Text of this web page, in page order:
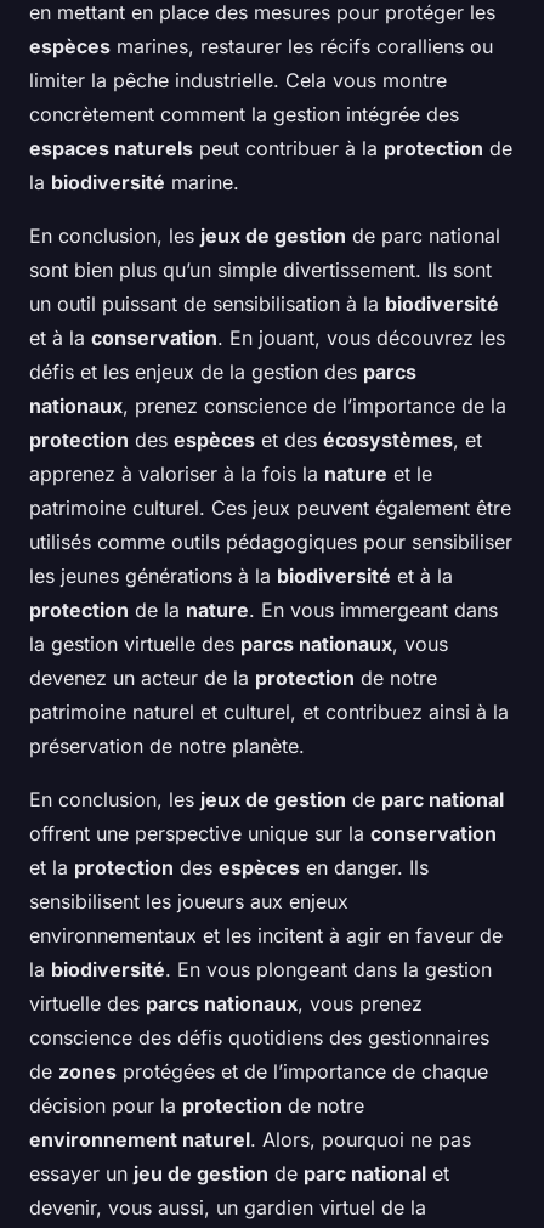
en mettant en place des mesures pour protéger les
espèces marines, restaurer les récifs coralliens ou
limiter la pêche industrielle. Cela vous montre
concrètement comment la gestion intégrée des
espaces naturels peut contribuer à la protection de
la biodiversité marine.
En conclusion, les jeux de gestion de parc national
sont bien plus qu’un simple divertissement. Ils sont
un outil puissant de sensibilisation à la biodiversité
et à la conservation. En jouant, vous découvrez les
défis et les enjeux de la gestion des parcs
nationaux, prenez conscience de l’importance de la
protection des espèces et des écosystèmes, et
apprenez à valoriser à la fois la nature et le
patrimoine culturel. Ces jeux peuvent également être
utilisés comme outils pédagogiques pour sensibiliser
les jeunes générations à la biodiversité et à la
protection de la nature. En vous immergeant dans
la gestion virtuelle des parcs nationaux, vous
devenez un acteur de la protection de notre
patrimoine naturel et culturel, et contribuez ainsi à la
préservation de notre planète.
En conclusion, les jeux de gestion de parc national
offrent une perspective unique sur la conservation
et la protection des espèces en danger. Ils
sensibilisent les joueurs aux enjeux
environnementaux et les incitent à agir en faveur de
la biodiversité. En vous plongeant dans la gestion
virtuelle des parcs nationaux, vous prenez
conscience des défis quotidiens des gestionnaires
de zones protégées et de l’importance de chaque
décision pour la protection de notre
environnement naturel. Alors, pourquoi ne pas
essayer un jeu de gestion de parc national et
devenir, vous aussi, un gardien virtuel de la